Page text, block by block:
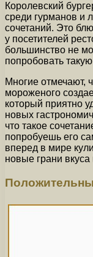
Королевский
среди гурманов и
сочетаний. Это
у посетителей
большинство не
попробовать
Многие отмечают,
мороженого
который приятно
новых
что такое
попробуешь его
вперед в мире
новые грани